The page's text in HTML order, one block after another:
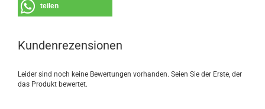
teilen
Kundenrezensionen
Leider sind noch keine Bewertungen vorhanden. Seien Sie der Erste, der
das Produkt bewertet.